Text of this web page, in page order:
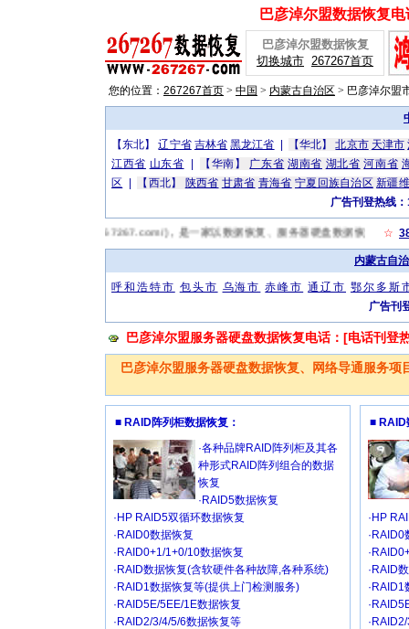
巴彦淖尔盟数据恢复
巴彦淖尔盟数据恢复
切换城市 267267首页
您的位置： 267267首页 > 中国 > 内蒙古自治区 > 巴彦淖尔盟
【东北】辽宁省 吉林省 黑龙江省 【华北】北京市 天津市
江西省 山东省 【华南】 广东省 湖南省 湖北省 河南省
区
【西北】 陕西省 甘肃省 青海省 宁夏回族自治区 新疆
广告刊登热线
复网(http://www.267267.com/)，是一家以数据恢复、服务器硬盘数据恢复、电
☆
内蒙古自
呼和浩特市 包头市 乌海市 赤峰市 通辽市 鄂尔多斯
广告刊
巴彦淖尔盟服务器硬盘数据恢复电话：[电话刊登
巴彦淖尔盟服务器硬盘数据恢复、网络导通服务项
■ RAID阵列柜数据恢复：
·各种品牌RAID阵列柜及其各
种形式RAID阵列组合的数据
恢复
·RAID5数据恢复
·HP RAID5双循环数据恢复
·RAID0数据恢复
·RAID0+1/1+0/10数据恢复
·RAID数据恢复(含软硬件各种故障,各种系统)
·RAID1数据恢复等(提供上门检测服务)
·RAID5E/5EE/1E数据恢复
·RAID2/3/4/5/6数据恢复等
■ RAID
·HP
·RAID0
·RAID